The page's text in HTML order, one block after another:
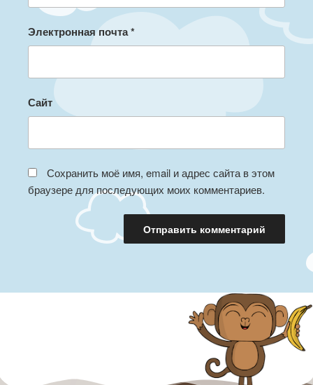
Электронная почта*
Сайт
Сохранить моё имя, email и адрес сайта в этом
браузере для последующих моих комментариев.